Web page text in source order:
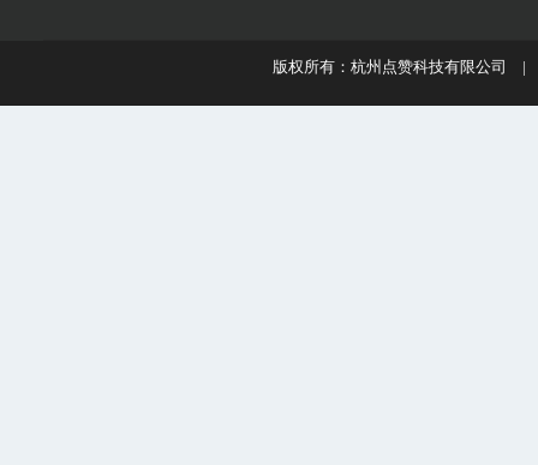
版权所有：杭州点赞科技有限公司